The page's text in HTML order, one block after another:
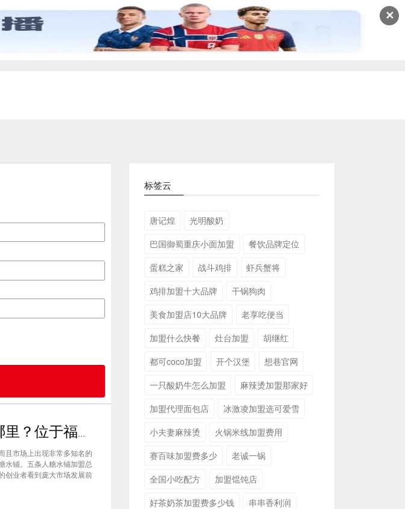
✕
五条人糖水铺加盟总部在哪里？位于福建厦门欢迎大家前来考察
且市场上出现非常多知名的
水铺。五条人糖水铺加盟总
创业者看到庞大市场发展前
加盟总部在哪里？五条人
标签云
唐记煌
光明酸奶
巴国御蜀重庆小面加盟
餐饮品牌定位
蛋糕之家
战斗鸡排
虾兵蟹将
鸡排加盟十大品牌
干锅狗肉
美食加盟店10大品牌
老享吃便当
加盟什么快餐
灶台加盟
胡继红
都可coco加盟
开个汉堡
想巷官网
一只酸奶牛怎么加盟
麻辣烫加盟那家好
加盟代理面包店
冰激凌加盟选可爱雪
小夫妻麻辣烫
火锅米线加盟费用
赛百味加盟费多少
老诚一锅
全国小吃配方
加盟馄饨店
好茶奶茶加盟费多少钱
串串香利润